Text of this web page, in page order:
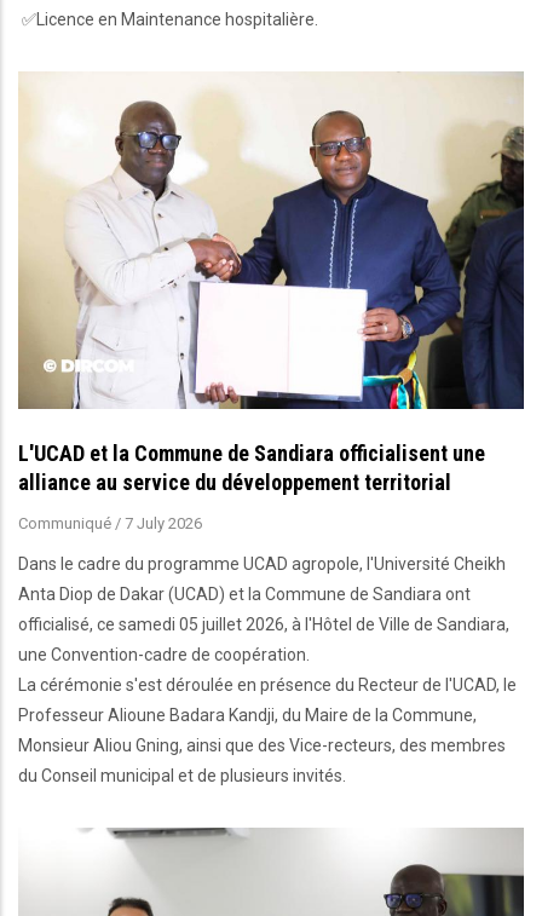
✅Licence en Maintenance hospitalière.
L'UCAD et la Commune de Sandiara officialisent une
alliance au service du développement territorial
Communiqué / 7 July 2026
Dans le cadre du programme UCAD agropole, l'Université Cheikh
Anta Diop de Dakar (UCAD) et la Commune de Sandiara ont
officialisé, ce samedi 05 juillet 2026, à l'Hôtel de Ville de Sandiara,
une Convention-cadre de coopération.
La cérémonie s'est déroulée en présence du Recteur de l'UCAD, le
Professeur Alioune Badara Kandji, du Maire de la Commune,
Monsieur Aliou Gning, ainsi que des Vice-recteurs, des membres
du Conseil municipal et de plusieurs invités.